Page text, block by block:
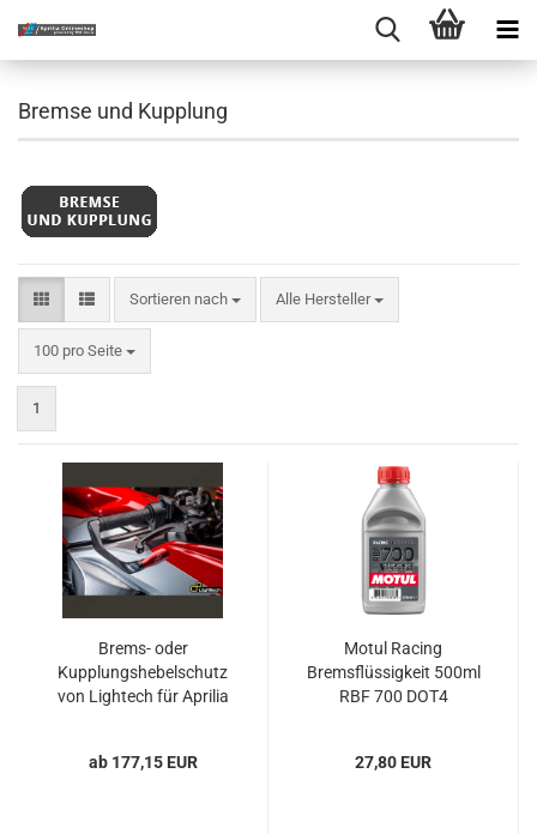
Bremse und Kupplung
Sortieren nach
Sortieren nach Alle Hersteller
100 pro Seite
pro Seite
1
Brems- oder
Kupplungshebelschutz
von Lightech für Aprilia
ab 177,15 EUR
Motul Racing
Bremsflüssigkeit 500ml
RBF 700 DOT4
27,80 EUR